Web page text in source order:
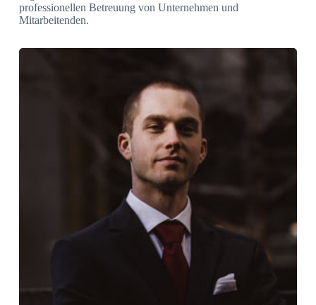
professionellen Betreuung von Unternehmen und
Mitarbeitenden.